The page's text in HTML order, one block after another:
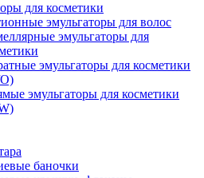
для косметики
эмульгаторы для волос
эмульгаторы для
эмульгаторы для косметики
эмульгаторы для косметики
баночки